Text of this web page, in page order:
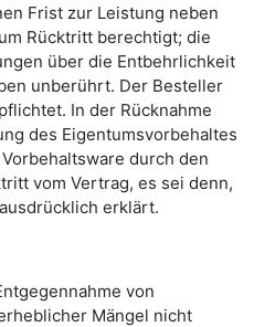
Frist zur Leistung neben
Rücktritt berechtigt; die
über die Entbehrlichkeit
unberührt. Der Besteller
In der Rücknahme
des Eigentumsvorbehaltes
durch den
vom Vertrag, es sei denn,
erklärt.
von
Mängel nicht